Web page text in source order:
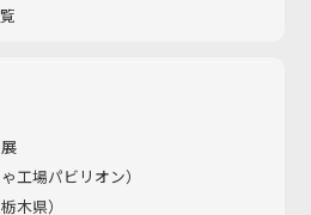
工場パビリオン）​
木県）